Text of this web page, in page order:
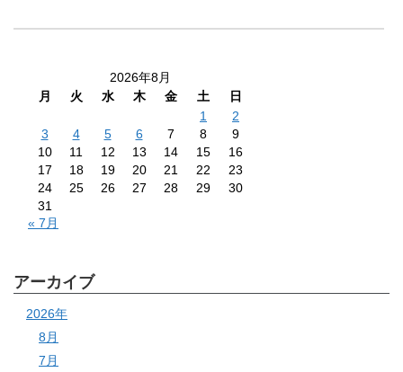
2026年8月
月
火 水 木 金 土
日
1
2
3
4 5 6 7 8
9
10
11 12 13 14 15
16
17
18 19 20 21 22
23
24
25 26 27 28 29
30
31
« 7月
アーカイブ
2026年
8月
7月